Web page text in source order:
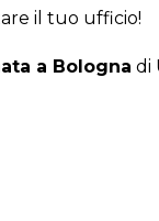
il tuo ufficio!
a Bologna di